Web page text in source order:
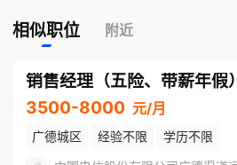
相似职位 附近
销售经理（五险、带薪年假）
3500-8000 元/月
广德城区
经验不限
学历不限